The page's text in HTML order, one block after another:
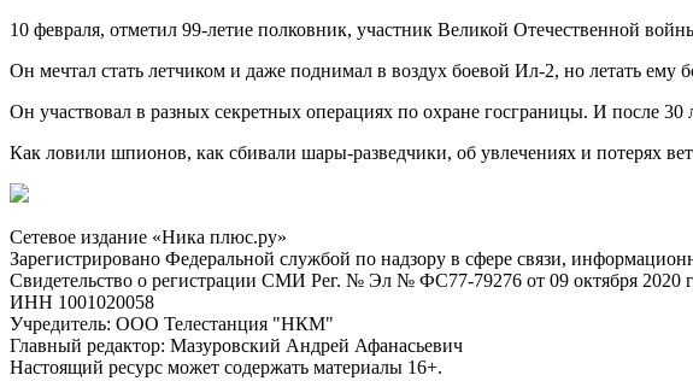
10 февраля, отметил 99-летие полковник, участник Великой Отечественной
Он мечтал стать летчиком и даже поднимал в воздух боевой Ил-2, но летать
Он участвовал в разных секретных операциях по охране госграницы. И после
Как ловили шпионов, как сбивали шары-разведчики, об увлечениях и потерях
Сетевое издание «Ника плюс.ру»
Зарегистрировано Федеральной службой по надзору в сфере связи,
Свидетельство о регистрации СМИ Рег. № Эл № ФС77-79276 от 09 октября 2020
ИНН 1001020058
Учредитель: ООО Телестанция "НКМ"
Главный редактор: Мазуровский Андрей Афанасьевич
Настоящий ресурс может содержать материалы 16+.